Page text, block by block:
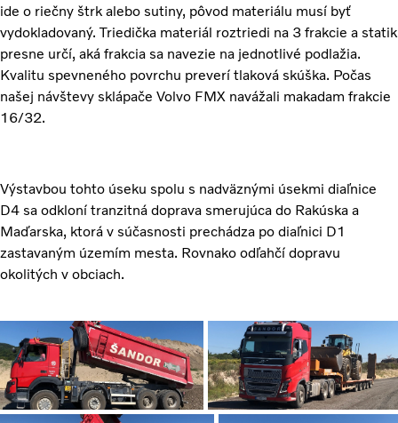
ide o riečny štrk alebo sutiny, pôvod materiálu musí byť
vydokladovaný. Triedička materiál roztriedi na 3 frakcie a statik
presne určí, aká frakcia sa navezie na jednotlivé podlažia.
Kvalitu spevneného povrchu preverí tlaková skúška. Počas
našej návštevy sklápače Volvo FMX navážali makadam frakcie
16/32.
Výstavbou tohto úseku spolu s nadväznými úsekmi diaľnice
D4 sa odkloní tranzitná doprava smerujúca do Rakúska a
Maďarska, ktorá v súčasnosti prechádza po diaľnici D1
zastavaným územím mesta. Rovnako odľahčí dopravu
okolitých v obciach.